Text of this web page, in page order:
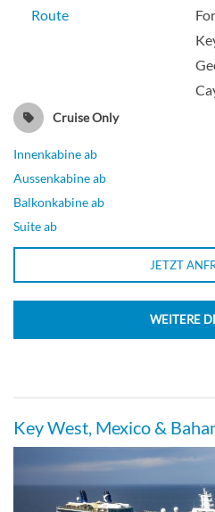
Route
Cruise Only
Innenkabine ab
Aussenkabine ab
Balkonkabine ab
Suite ab
JETZT
WEITERE
Key West, Mexico &